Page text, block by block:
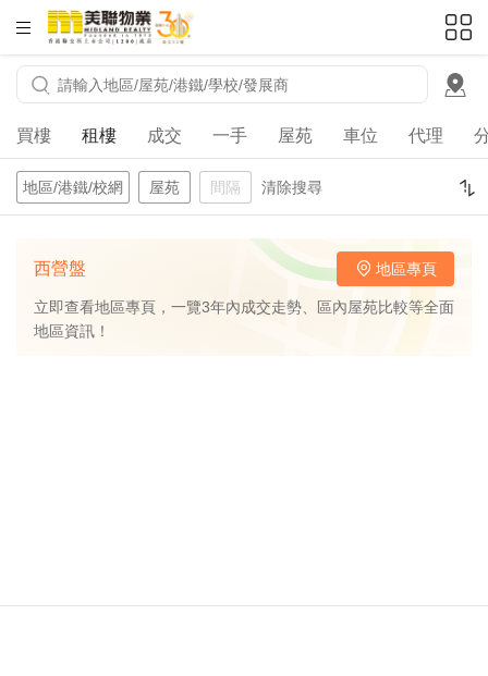
HKD ft²
買樓 租樓 成交 一手 屋苑 車位 代理
地區/港鐵/校網 屋苑 間隔 清除搜尋
西營盤 地區專頁
立即查看地區專頁，一覽3年內成交走勢、區內屋苑比較等全面
地區資訊！